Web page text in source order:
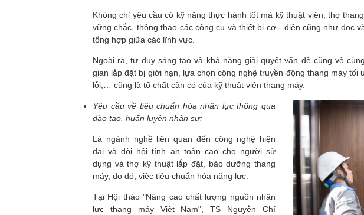
Không chỉ yêu cầu có kỹ năng thực hành tốt mà kỹ thuật viên, thợ
vững chắc, thông thạo các công cụ và thiết bị cơ - điện cũng như đọc
tổng hợp giữa các lĩnh vực.
Ngoài ra, tư duy sáng tạo và khả năng giải quyết vấn đề cũng vô
gian lắp đặt bị giới hạn, lựa chọn công nghệ truyền động thang máy tối
lỗi,… cũng là tố chất cần có của kỹ thuật viên thang máy.
Yêu cầu về tiêu chuẩn hóa nhân lực thông qua
đào tạo, huấn luyện nhân sự:
Là ngành nghề liên quan đến công nghệ hiện
đại và đòi hỏi tính an toàn cao cho người sử
dụng và thợ kỹ thuật lắp đặt, bảo dưỡng thang
máy, do đó, việc tiêu chuẩn hóa năng lực.
Tại Hội thảo "Nâng cao chất lượng nguồn nhân
lực thang máy Việt Nam", TS Nguyễn Chí